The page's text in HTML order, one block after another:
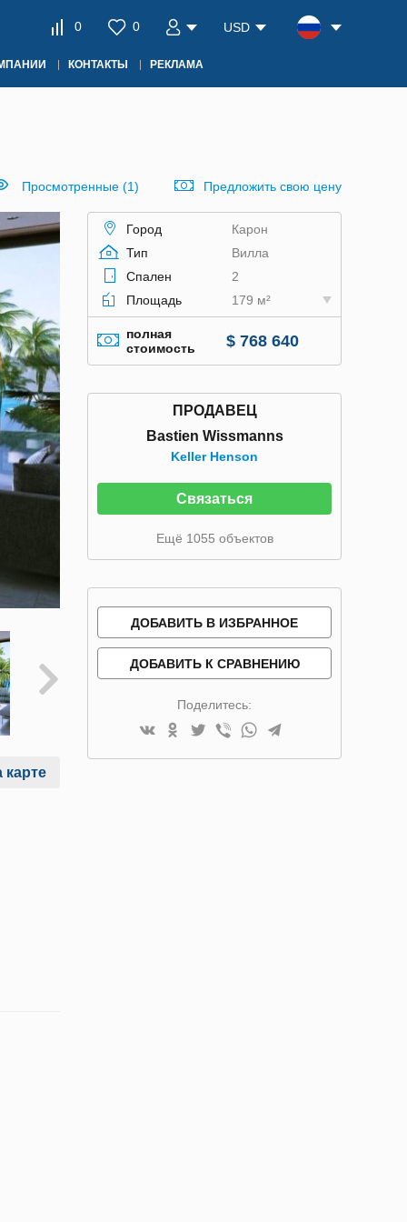
0 0 USD
КОНТАКТЫ РЕКЛАМА
Просмотренные (1) Предложить свою цену
карте
Город
Карон
Тип
Вилла
Спален
2
Площадь
179 м²
полная
стоимость
$ 768 640
ПРОДАВЕЦ
Bastien Wissmanns
Keller Henson
Связаться
Ещё 1055 объектов
ДОБАВИТЬ В ИЗБРАННОЕ
ДОБАВИТЬ К СРАВНЕНИЮ
Поделитесь: